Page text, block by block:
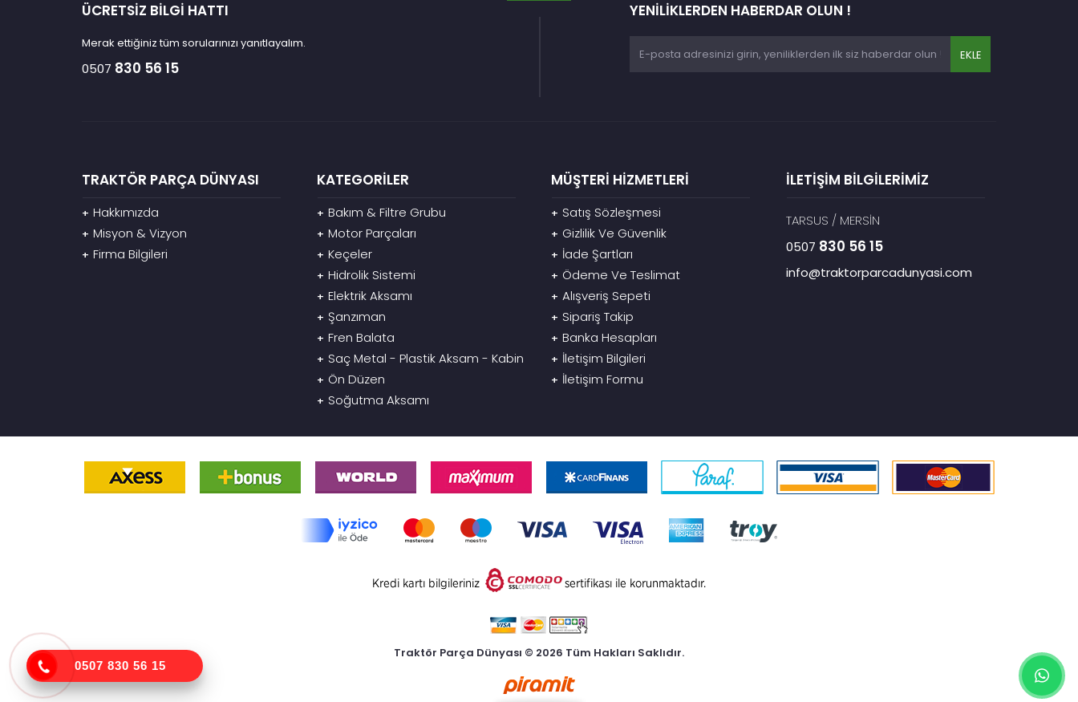
0507 830 56 15
ÜCRETSİZ BİLGİ HATTI
Merak ettiğiniz tüm sorularınızı yanıtlayalım.
0507 830 56 15
YENİLİKLERDEN HABERDAR OLUN !
EKLE
TRAKTÖR PARÇA DÜNYASI
+ Hakkımızda
+ Misyon & Vizyon
+ Firma Bilgileri
KATEGORİLER
+ Bakım & Filtre Grubu
+ Motor Parçaları
+ Keçeler
+ Hidrolik Sistemi
+ Elektrik Aksamı
+ Şanzıman
+ Fren Balata
+ Saç Metal - Plastik Aksam - Kabin
+ Ön Düzen
+ Soğutma Aksamı
MÜŞTERİ HİZMETLERİ
+ Satış Sözleşmesi
+ Gizlilik Ve Güvenlik
+ İade Şartları
+ Ödeme Ve Teslimat
+ Alışveriş Sepeti
+ Sipariş Takip
+ Banka Hesapları
+ İletişim Bilgileri
+ İletişim Formu
İLETİŞİM BİLGİLERİMİZ
TARSUS / MERSİN
0507 830 56 15
info@traktorparcadunyasi.com
Traktör Parça Dünyası © 2026 Tüm Hakları Saklıdır.